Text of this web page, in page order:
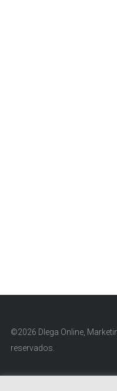
©2026 Dlega Online,
reservados.